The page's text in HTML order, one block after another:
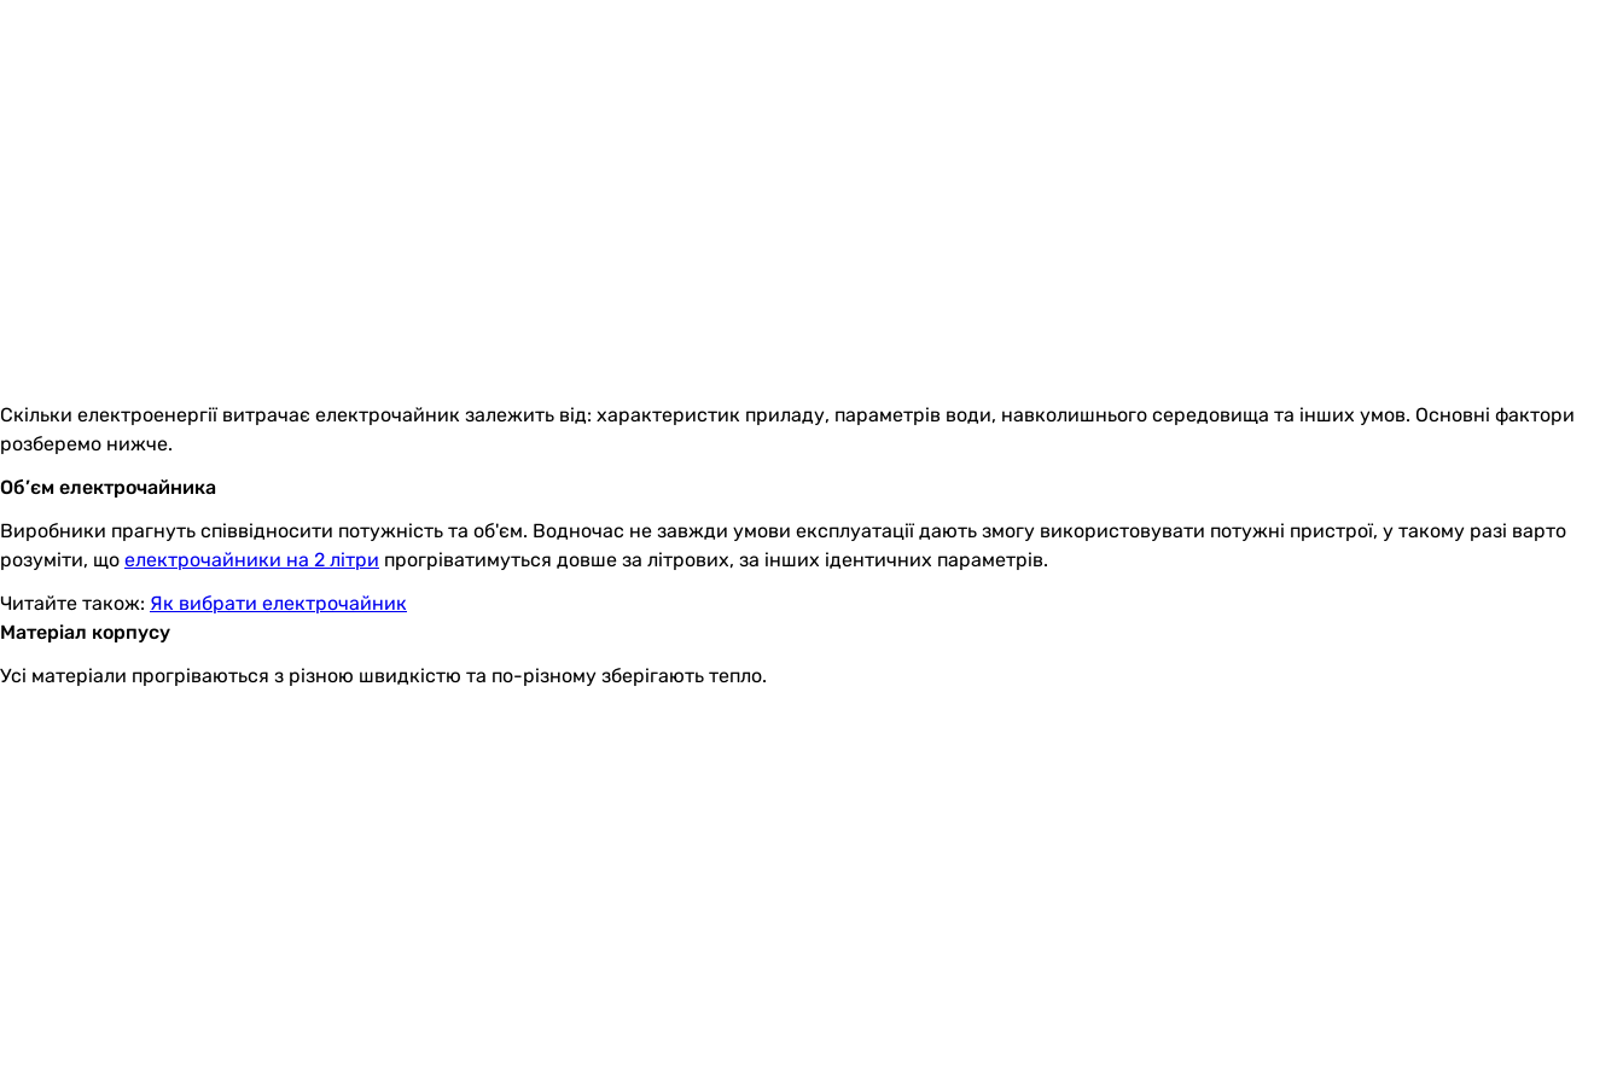
Скільки електроенергії витрачає електрочайник залежить від: характеристик приладу, параметрів води, навколишнього середовища та інших умов. Основні фактори
розберемо нижче.
Об’єм електрочайника
Виробники прагнуть співвідносити потужність та об'єм. Водночас не завжди умови експлуатації дають змогу використовувати потужні пристрої, у такому разі варто
розуміти, що електрочайники на 2 літри прогріватимуться довше за літрових, за інших ідентичних параметрів.
Читайте також: Як вибрати електрочайник
Матеріал корпусу
Усі матеріали прогріваються з різною швидкістю та по-різному зберігають тепло.